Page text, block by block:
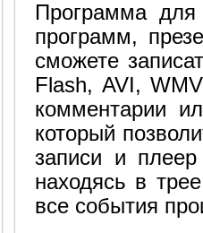
Программа
программ,
сможете
Flash, AVI,
комментарии
который
записи и
находясь в
все события